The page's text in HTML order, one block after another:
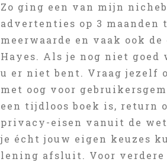
Zo ging een van mijn
advertenties op 3
meerwaarde en vaak ook
Hayes. Als je nog niet goed
u er niet bent. Vraag jezelf
met oog voor
een tijdloos boek is, return
privacy-eisen vanuit de
je écht jouw eigen keuzes
lening afsluit. Voor verdere